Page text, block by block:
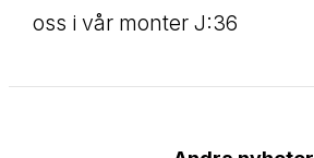
oss i vår monter J:36